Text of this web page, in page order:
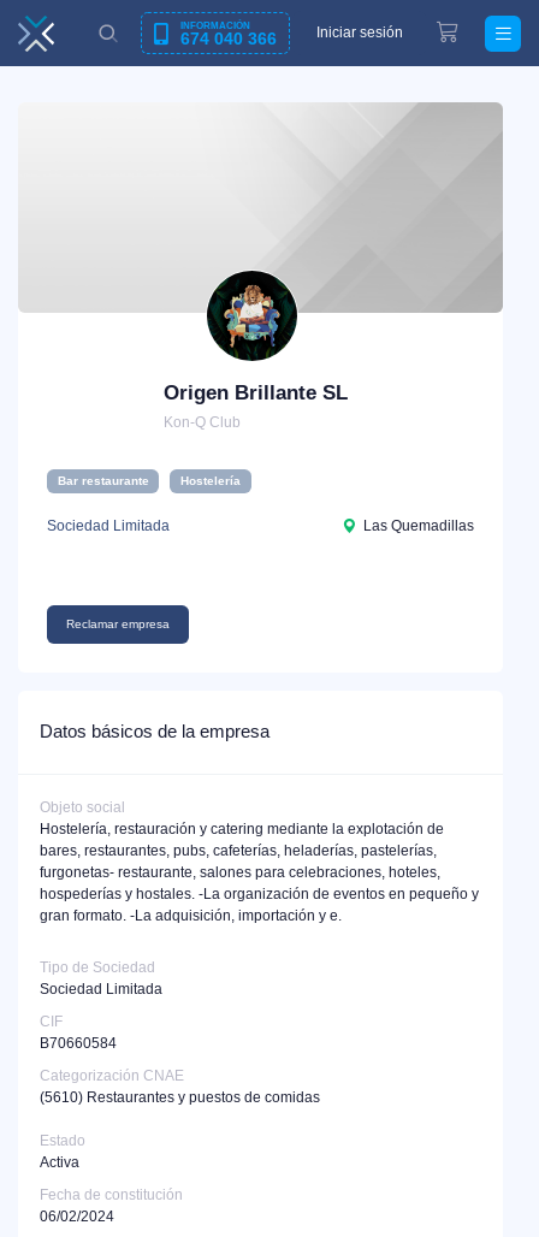
INFORMACIÓN
674 040 366 Iniciar sesión
Origen Brillante SL
Kon-Q Club
Bar restaurante Hostelería
Sociedad Limitada Las Quemadillas
Reclamar empresa
Datos básicos de la empresa
Objeto social
Hostelería, restauración y catering mediante la explotación de
bares, restaurantes, pubs, cafeterías, heladerías, pastelerías,
furgonetas- restaurante, salones para celebraciones, hoteles,
hospederías y hostales. -La organización de eventos en pequeño y
gran formato. -La adquisición, importación y e.
Tipo de Sociedad
Sociedad Limitada
CIF
B70660584
Categorización CNAE
(5610) Restaurantes y puestos de comidas
Estado
Activa
Fecha de constitución
06/02/2024